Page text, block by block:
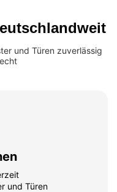
und Türen zuverlässig
und Türen